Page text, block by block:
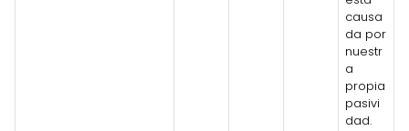
causa
da por
nuestr
a
propia
pasivi
dad.